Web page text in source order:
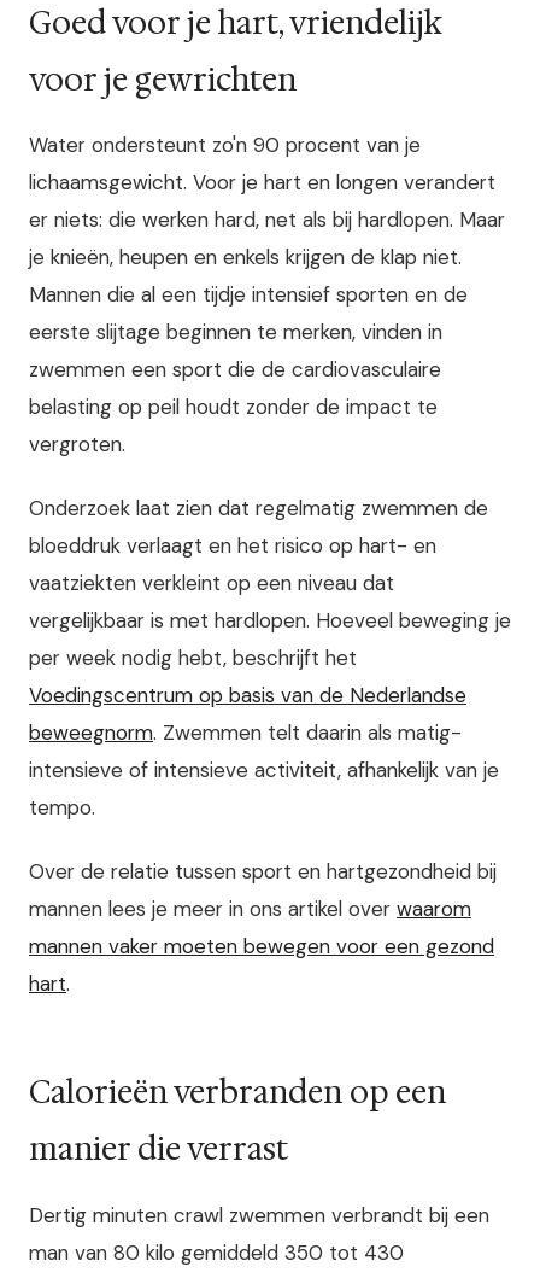
Goed voor je hart, vriendelijk
voor je gewrichten
Water ondersteunt zo'n 90 procent van je
lichaamsgewicht. Voor je hart en longen verandert
er niets: die werken hard, net als bij hardlopen. Maar
je knieën, heupen en enkels krijgen de klap niet.
Mannen die al een tijdje intensief sporten en de
eerste slijtage beginnen te merken, vinden in
zwemmen een sport die de cardiovasculaire
belasting op peil houdt zonder de impact te
vergroten.
Onderzoek laat zien dat regelmatig zwemmen de
bloeddruk verlaagt en het risico op hart- en
vaatziekten verkleint op een niveau dat
vergelijkbaar is met hardlopen. Hoeveel beweging je
per week nodig hebt, beschrijft het
Voedingscentrum op basis van de Nederlandse
beweegnorm. Zwemmen telt daarin als matig-
intensieve of intensieve activiteit, afhankelijk van je
tempo.
Over de relatie tussen sport en hartgezondheid bij
mannen lees je meer in ons artikel over waarom
mannen vaker moeten bewegen voor een gezond
hart.
Calorieën verbranden op een
manier die verrast
Dertig minuten crawl zwemmen verbrandt bij een
man van 80 kilo gemiddeld 350 tot 430